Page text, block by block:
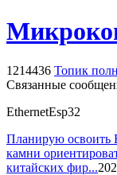
1214436 Топик
Связанные
EthernetEsp32
Планирую освоить
камни
китайских фир...